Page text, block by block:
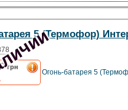
5 (Термофор)
грн
Огонь-батарея 5